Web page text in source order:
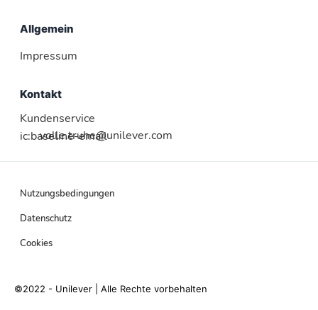
Allgemein
Impressum
Kontakt
Kundenservice
ic:baseline-email
volle.truhe@unilever.com
Nutzungsbedingungen
Datenschutz
Cookies
©2022 - Unilever | Alle Rechte vorbehalten